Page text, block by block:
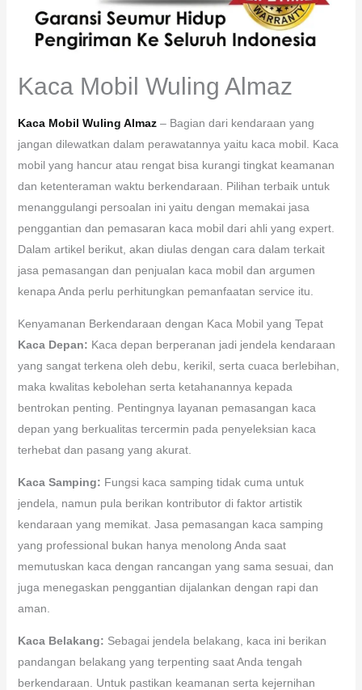
Kaca Mobil Wuling Almaz
Kaca Mobil Wuling Almaz – Bagian dari kendaraan yang
jangan dilewatkan dalam perawatannya yaitu kaca mobil. Kaca
mobil yang hancur atau rengat bisa kurangi tingkat keamanan
dan ketenteraman waktu berkendaraan. Pilihan terbaik untuk
menanggulangi persoalan ini yaitu dengan memakai jasa
penggantian dan pemasaran kaca mobil dari ahli yang expert.
Dalam artikel berikut, akan diulas dengan cara dalam terkait
jasa pemasangan dan penjualan kaca mobil dan argumen
kenapa Anda perlu perhitungkan pemanfaatan service itu.
Kenyamanan Berkendaraan dengan Kaca Mobil yang Tepat
Kaca Depan: Kaca depan berperanan jadi jendela kendaraan
yang sangat terkena oleh debu, kerikil, serta cuaca berlebihan,
maka kwalitas kebolehan serta ketahanannya kepada
bentrokan penting. Pentingnya layanan pemasangan kaca
depan yang berkualitas tercermin pada penyeleksian kaca
terhebat dan pasang yang akurat.
Kaca Samping: Fungsi kaca samping tidak cuma untuk
jendela, namun pula berikan kontributor di faktor artistik
kendaraan yang memikat. Jasa pemasangan kaca samping
yang professional bukan hanya menolong Anda saat
memutuskan kaca dengan rancangan yang sama sesuai, dan
juga menegaskan penggantian dijalankan dengan rapi dan
aman.
Kaca Belakang: Sebagai jendela belakang, kaca ini berikan
pandangan belakang yang terpenting saat Anda tengah
berkendaraan. Untuk pastikan keamanan serta kejernihan